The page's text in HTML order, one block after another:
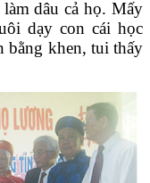
dâu cả họ. Mấy
dạy con cái học
bằng khen, tui thấy